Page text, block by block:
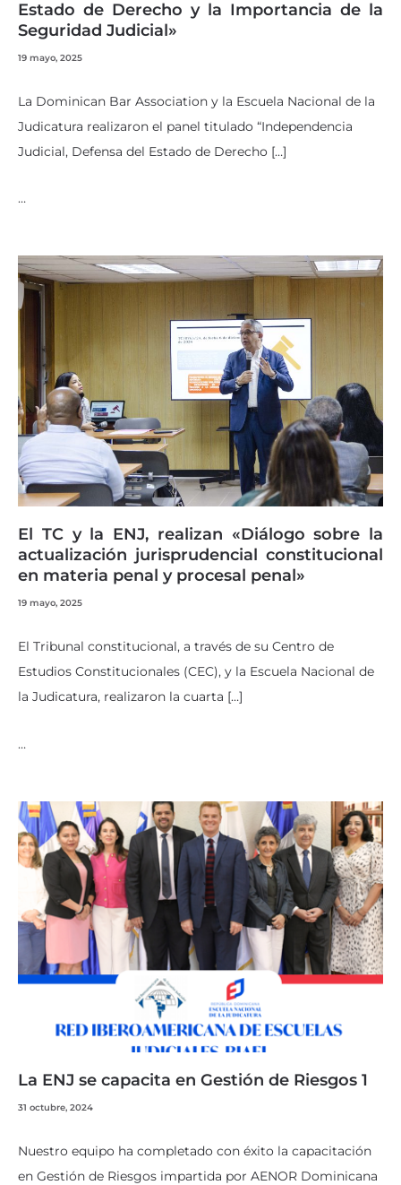
Estado de Derecho y la Importancia de la
Seguridad Judicial»
19 mayo, 2025
La Dominican Bar Association y la Escuela Nacional de la
Judicatura realizaron el panel titulado “Independencia
Judicial, Defensa del Estado de Derecho […]
…
El TC y la ENJ, realizan «Diálogo sobre la
actualización jurisprudencial constitucional
en materia penal y procesal penal»
19 mayo, 2025
El Tribunal constitucional, a través de su Centro de
Estudios Constitucionales (CEC), y la Escuela Nacional de
la Judicatura, realizaron la cuarta […]
…
La ENJ se capacita en Gestión de Riesgos 1
31 octubre, 2024
Nuestro equipo ha completado con éxito la capacitación
en Gestión de Riesgos impartida por AENOR Dominicana